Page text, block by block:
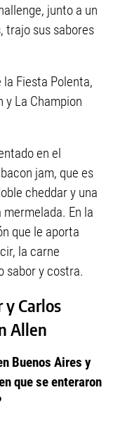
junto a un
trajo sus sabores
Fiesta Polenta,
y La Champion
en el
jam, que es
cheddar y una
En la
que le aporta
la carne
sabor y costra.
Carlos
Allen
Buenos Aires y
que se enteraron